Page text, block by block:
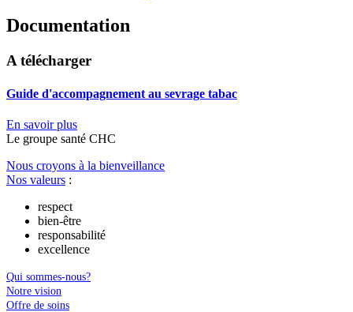
Documentation
A télécharger
Guide d'accompagnement au sevrage tabac
En savoir plus
Le groupe santé CHC
Nous croyons à la bienveillance
Nos valeurs :
respect
bien-être
responsabilité
excellence
Qui sommes-nous?
Notre vision
Offre de soins